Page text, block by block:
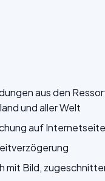
aus den
und aller Welt
auf
mit Bild,